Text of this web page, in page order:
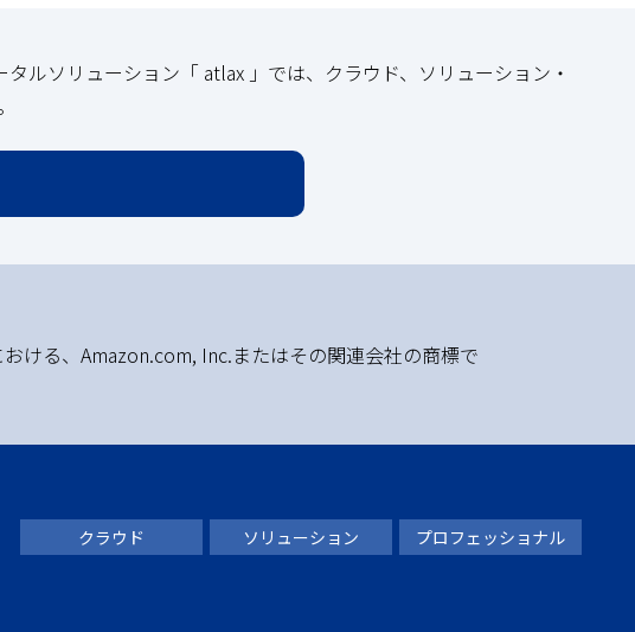
ルソリューション「 atlax 」では、クラウド、ソリューション・
ける、Amazon.com, Inc.またはその関連会社の商標で
クラウド ソリューション プロフェッショナル